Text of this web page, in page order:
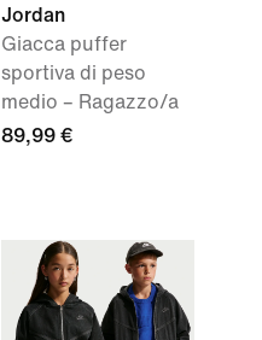
Jordan
Giacca puffer
sportiva di peso
medio – Ragazzo/a
89,99 €